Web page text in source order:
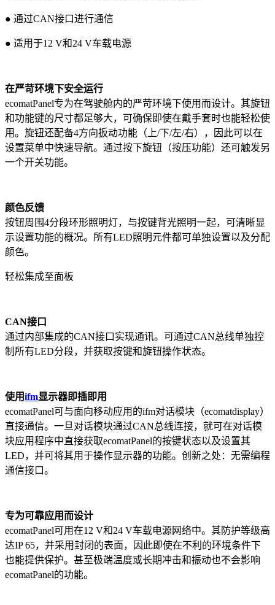
● 通过CAN接口进行通信
● 适用于12 V和24 V车载电源
在严苛环境下安全运行
ecomatPanel专为在驾驶舱内的严苛环境下使用而设计。其旋钮
和功能键的尺寸都足够大，可确保即使在戴手套时也能轻松使
用。旋钮还配备4方向扳动功能（上/下/左/右），因此可以在
设置菜单中快速导航。通过按下旋钮（按压功能）还可触发另
一个开关功能。
颜色反馈
按钮周围4分段环形照明灯，与按键背光照明一起，可清晰显
示设置功能的概况。所有LED照明元件都可单独设置以及分配
颜色。
轻松集成至面板
CAN接口
通过内部集成的CAN接口实现通讯。可通过CAN总线单独控
制所有LED分段，并获取按键和旋钮操作状态。
使用ifm显示器即插即用
ecomatPanel可与面向移动应用的ifm对话模块（ecomatdisplay）
直接通信。一旦对话模块通过CAN总线连接，就可在对话模
块应用程序中直接获取ecomatPanel的按键状态以及设置其
LED，并可将其用于操作显示器的功能。创新之处：无需编程
通信接口。
专为可靠应用而设计
ecomatPanel可用在12 V和24 V车载电源网络中。其防护等级高
达IP 65，并采用封闭的表面，因此即使在不利的环境条件下
也能提供保护。甚至极端温度或长期冲击和振动也不会影响
ecomatPanel的功能。